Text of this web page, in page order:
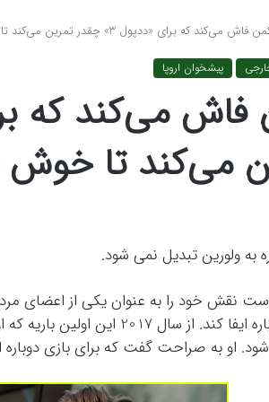
که برای «ددپول 3» چقدر تمرین می‌کند تا خوش استایل شود.
پیشخوان اروپا
می‌کند تا خوش
ولورین تبدیل نمی شود.
کارگردانی رایان رینولد دوباره
او به صراحت گفت که برای بازی
را
در
دادگاه
می‌دهم»
«پاسخ افتراها را در دادگاه می‌دهم»
کریستن
بل
می